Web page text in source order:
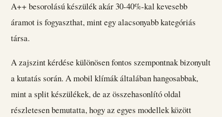
A++ besorolású készülék akár 30-40%-kal kevesebb
áramot is fogyaszthat, mint egy alacsonyabb kategóriás
társa.
A zajszint kérdése különösen fontos szempontnak bizonyult
a kutatás során. A mobil klímák általában hangosabbak,
mint a split készülékek, de az összehasonlító oldal
részletesen bemutatta, hogy az egyes modellek között